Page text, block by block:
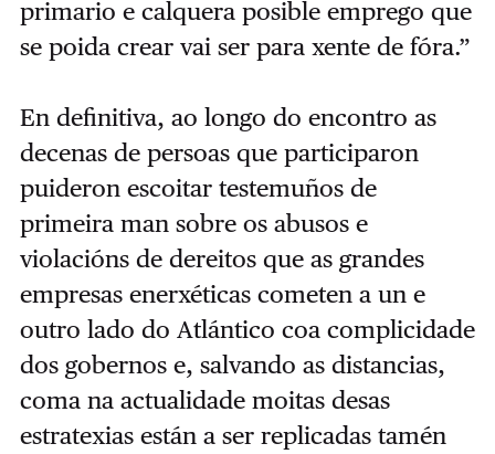
primario e calquera posible emprego que
se poida crear vai ser para xente de fóra.”
En definitiva, ao longo do encontro as
decenas de persoas que participaron
puideron escoitar testemuños de
primeira man sobre os abusos e
violacións de dereitos que as grandes
empresas enerxéticas cometen a un e
outro lado do Atlántico coa complicidade
dos gobernos e, salvando as distancias,
coma na actualidade moitas desas
estratexias están a ser replicadas tamén